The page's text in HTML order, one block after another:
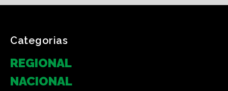
Categorias
REGIONAL
NACIONAL